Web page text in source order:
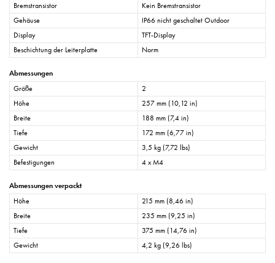
Bremstransistor
Kein Bremstransistor
Gehäuse
IP66 nicht geschaltet Outdoor
Display
TFT-Display
Beschichtung der Leiterplatte
Norm
Abmessungen
Größe
2
Höhe
257 mm (10,12 in)
Breite
188 mm (7,4 in)
Tiefe
172 mm (6,77 in)
Gewicht
3,5 kg (7,72 lbs)
Befestigungen
4 x M4
Abmessungen verpackt
Höhe
215 mm (8,46 in)
Breite
235 mm (9,25 in)
Tiefe
375 mm (14,76 in)
Gewicht
4,2 kg (9,26 lbs)